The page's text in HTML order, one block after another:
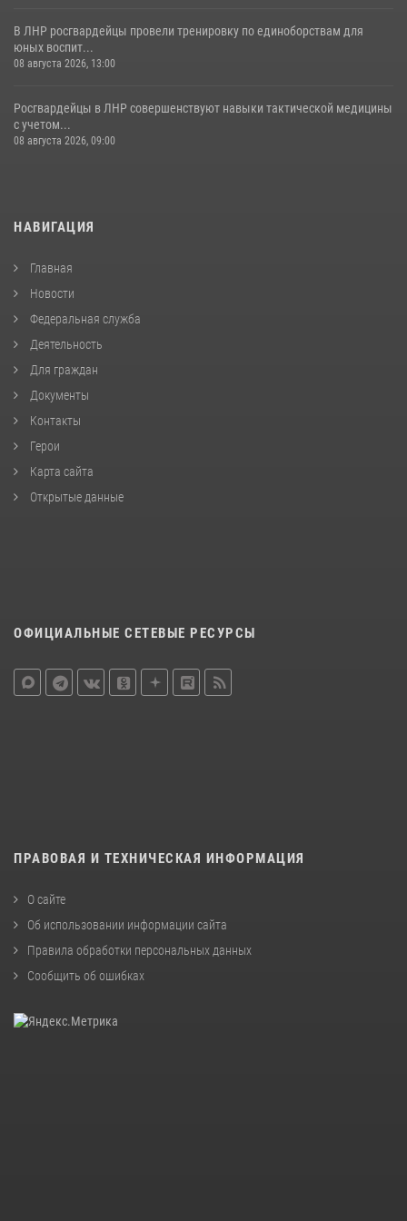
В ЛНР росгвардейцы провели тренировку по единоборствам для
юных воспит...
08 августа 2026, 13:00
Росгвардейцы в ЛНР совершенствуют навыки тактической медицины
с учетом...
08 августа 2026, 09:00
НАВИГАЦИЯ
Главная
Новости
Федеральная служба
Деятельность
Для граждан
Документы
Контакты
Герои
Карта сайта
Открытые данные
ОФИЦИАЛЬНЫЕ СЕТЕВЫЕ РЕСУРСЫ
ПРАВОВАЯ И ТЕХНИЧЕСКАЯ ИНФОРМАЦИЯ
О сайте
Об использовании информации сайта
Правила обработки персональных данных
Сообщить об ошибках